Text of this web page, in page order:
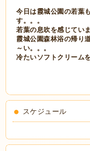
今日は霞城公園の若葉
す。。。
若葉の息吹を感じてい
霞城公園森林浴の帰り
～い。。。
冷たいソフトクリーム
スケジュール